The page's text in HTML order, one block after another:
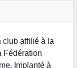
club affilié à la
Fédération
Implanté à